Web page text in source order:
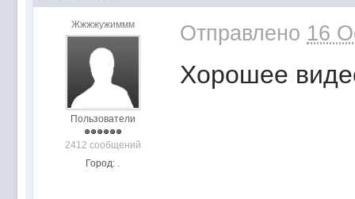
Жжжжужиммм
Пользователи
2412 сообщений
Город: .
Отправлено 16
Хорошее